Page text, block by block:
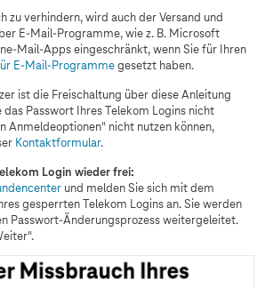
zu verhindern, wird auch der Versand und
E-Mail-Programme, wie z. B. Microsoft
Mail-Apps eingeschränkt, wenn Sie für Ihren
E-Mail-Programmegesetzt haben.
ist die Freischaltung über diese Anleitung
Passwort Ihres Telekom Logins nicht
Anmeldeoptionen" nicht nutzen können,
Kontaktformular.
Login wieder frei:
und melden Sie sich mit dem
gesperrten Telekom Logins an. Sie werden
Passwort-Änderungsprozess weitergeleitet.